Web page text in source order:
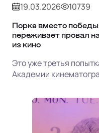
19.03.2026 10739
Порка вместо
переживает провал
из кино
Это уже третья
Академии